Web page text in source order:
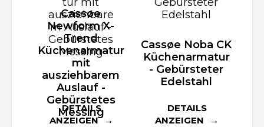
Cassøe
Newform X-
Trend
Küchenarmatur
mit
ausziehbarem
Auslauf -
Gebürstetes
Messing
DETAILS
ANZEIGEN
Cassøe Noba CK
Küchenarmatur
- Gebürsteter
Edelstahl
DETAILS
ANZEIGEN